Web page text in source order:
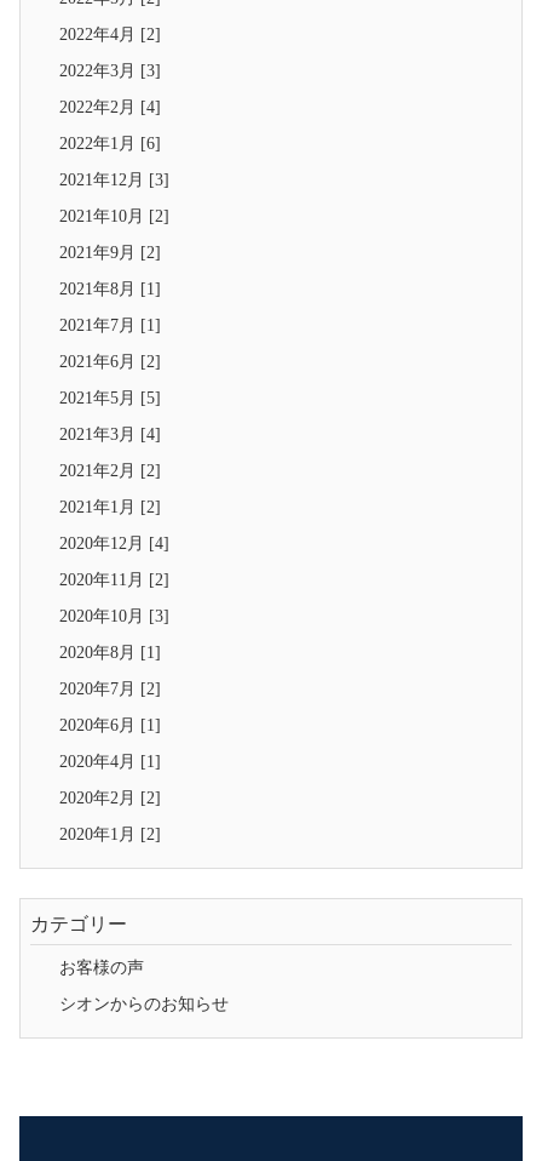
2022年4月 [2]
2022年3月 [3]
2022年2月 [4]
2022年1月 [6]
2021年12月 [3]
2021年10月 [2]
2021年9月 [2]
2021年8月 [1]
2021年7月 [1]
2021年6月 [2]
2021年5月 [5]
2021年3月 [4]
2021年2月 [2]
2021年1月 [2]
2020年12月 [4]
2020年11月 [2]
2020年10月 [3]
2020年8月 [1]
2020年7月 [2]
2020年6月 [1]
2020年4月 [1]
2020年2月 [2]
2020年1月 [2]
カテゴリー
お客様の声
シオンからのお知らせ